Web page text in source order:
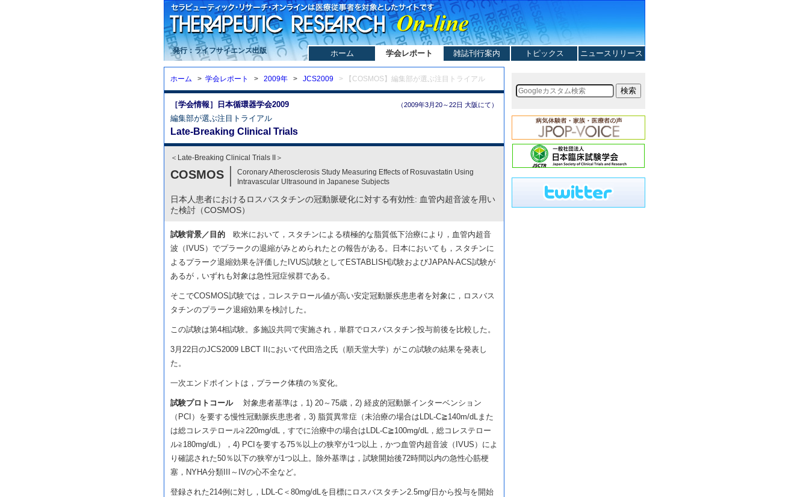
発行：ライフサイエンス出版 ホーム 学会レポート 雑誌刊行案内 トピックス ニュースリリース
ホーム > 学会レポート > 2009年 > JCS2009 > 【COSMOS】編集部が選ぶ注目トライアル
［学会情報］日本循環器学会2009 （2009年3月20～22日 大阪にて）
編集部が選ぶ注目トライアル
Late-Breaking Clinical Trials
＜Late-Breaking Clinical Trials II＞
COSMOS
Coronary Atherosclerosis Study Measuring Effects of Rosuvastatin Using
Intravascular Ultrasound in Japanese Subjects
日本人患者におけるロスバスタチンの冠動脈硬化に対する有効性: 血管内超音波を用い
た検討（COSMOS）
試験背景／目的 欧米において，スタチンによる積極的な脂質低下治療により，血管内超音
波（IVUS）でプラークの退縮がみとめられたとの報告がある。日本においても，スタチンに
よるプラーク退縮効果を評価したIVUS試験としてESTABLISH試験およびJAPAN-ACS試験が
あるが，いずれも対象は急性冠症候群である。
そこでCOSMOS試験では，コレステロール値が高い安定冠動脈疾患患者を対象に，ロスバス
タチンのプラーク退縮効果を検討した。
この試験は第4相試験。多施設共同で実施され，単群でロスバスタチン投与前後を比較した。
3月22日のJCS2009 LBCT IIにおいて代田浩之氏（順天堂大学）がこの試験の結果を発表し
た。
一次エンドポイントは，プラーク体積の％変化。
試験プロトコール
対象患者基準は，1) 20～75歳，2) 経皮的冠動脈インターベンション
（PCI）を要する慢性冠動脈疾患患者，3) 脂質異常症（未治療の場合はLDL-C≧140m/dLまた
は総コレステロール≧220mg/dL，すでに治療中の場合はLDL-C≧100mg/dL，総コレステロー
ル≧180mg/dL），4) PCIを要する75％以上の狭窄が1つ以上，かつ血管内超音波（IVUS）によ
り確認された50％以下の狭窄が1つ以上。除外基準は，試験開始後72時間以内の急性心筋梗
塞，NYHA分類III～IVの心不全など。
登録された214例に対し，LDL-C＜80mg/dLを目標にロスバスタチン2.5mg/日から投与を開始